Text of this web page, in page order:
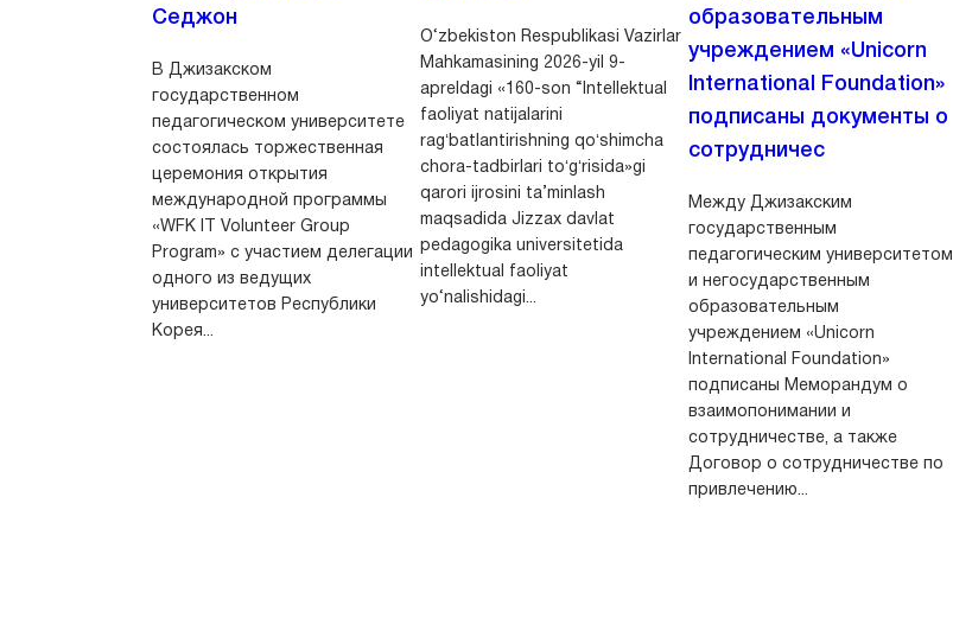
Седжон
В Джизакском
государственном
педагогическом университете
состоялась торжественная
церемония открытия
международной программы
«WFK IT Volunteer Group
Program» с участием делегации
одного из ведущих
университетов Республики
Корея...
O‘zbekiston Respublikasi Vazirlar
Mahkamasining 2026-yil 9-
apreldagi «160-son “Intellektual
faoliyat natijalarini
ragʻbatlantirishning qoʻshimcha
chora-tadbirlari toʻgʻrisida»gi
qarori ijrosini ta’minlash
maqsadida Jizzax davlat
pedagogika universitetida
intellektual faoliyat
yo‘nalishidagi...
образовательным
учреждением «Unicorn
International Foundation»
подписаны документы о
сотрудничес
Между Джизакским
государственным
педагогическим университетом
и негосударственным
образовательным
учреждением «Unicorn
International Foundation»
подписаны Меморандум о
взаимопонимании и
сотрудничестве, а также
Договор о сотрудничестве по
привлечению...